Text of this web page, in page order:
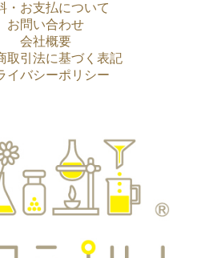
・お支払について
お問い合わせ
会社概要
取引法に基づく表記
イバシーポリシー